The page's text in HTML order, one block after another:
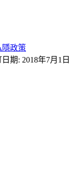
隱政策
期: 2018年7月1日